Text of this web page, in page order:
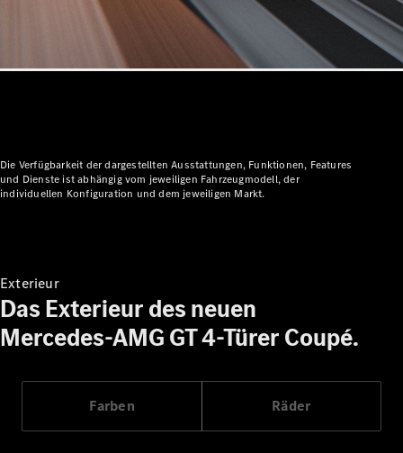
Alle
Cabriolets
CLE
Maybach SL
Monogram
Series
Konfigurator
Die Verfügbarkeit der dargestellten Ausstattungen, Funktionen, Features
und Dienste ist abhängig vom jeweiligen Fahrzeugmodell, der
individuellen Konfiguration und dem jeweiligen Markt.
Exterieur
Das Exterieur des neuen
Mercedes-AMG GT 4-Türer Coupé.
Farben Räder